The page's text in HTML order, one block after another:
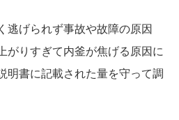
逃げられず事故や故障の原因
がりすぎて内釜が焦げる原因に
明書に記載された量を守って調